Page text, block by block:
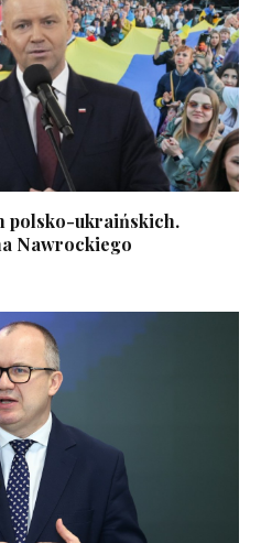
polsko-ukraińskich.
Nawrockiego